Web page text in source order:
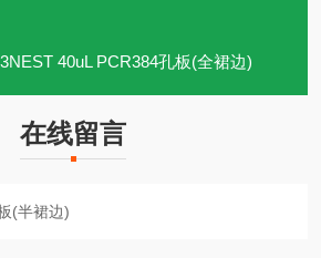
40uL PCR384孔板(全裙边)
在线留言